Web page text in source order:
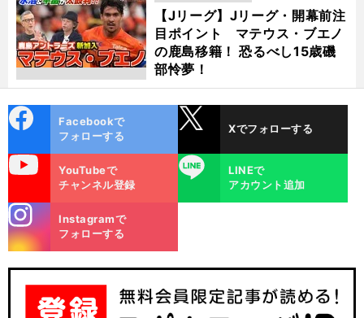
【Jリーグ】Jリーグ・開幕前注
目ポイント マテウス・ブエノ
の鹿島移籍！ 恐るべし15歳磯
部怜夢！
動画
ok
Facebookで
フォローする
Xでフォローする
YouTubeで
チャンネル登録
LINE
LINEで
アカウント追加
m
Instagramで
フォローする